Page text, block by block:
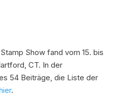
Show fand vom 15. bis
CT. In der
54 Beiträge, die Liste der
.